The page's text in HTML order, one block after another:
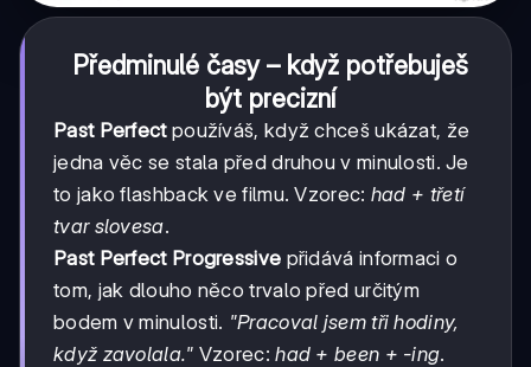
Předminulé časy – když potřebuješ
být precizní
Past Perfectpoužíváš, když chceš ukázat, že
jedna věc se stala před druhou v minulosti. Je
to jako flashback ve filmu. Vzorec: had + třetí
tvar slovesa.
Past Perfect Progressive přidává informaci o
tom, jak dlouho něco trvalo před určitým
bodem v minulosti. "Pracoval jsem tři hodiny,
když zavolala." Vzorec:had + been + -ing.